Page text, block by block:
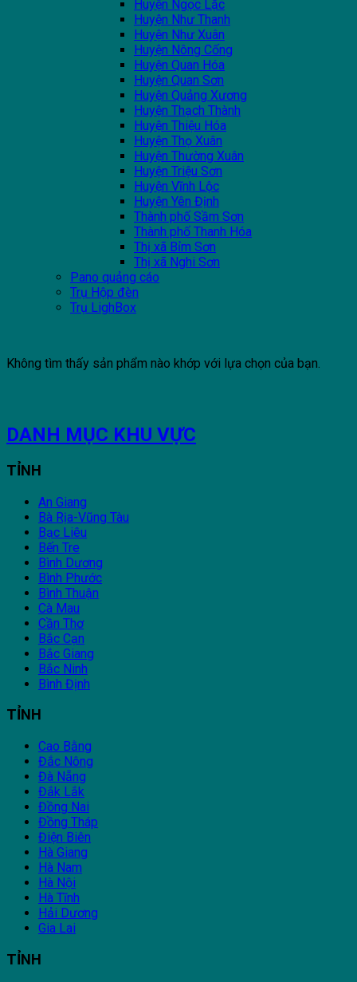
Huyện Ngọc Lặc
Huyện Như Thanh
Huyện Như Xuân
Huyện Nông Cống
Huyện Quan Hóa
Huyện Quan Sơn
Huyện Quảng Xương
Huyện Thạch Thành
Huyện Thiệu Hóa
Huyện Thọ Xuân
Huyện Thường Xuân
Huyện Triệu Sơn
Huyện Vĩnh Lộc
Huyện Yên Định
Thành phố Sầm Sơn
Thành phố Thanh Hóa
Thị xã Bỉm Sơn
Thị xã Nghi Sơn
Pano quảng cáo
Trụ Hộp đèn
Trụ LighBox
Không tìm thấy sản phẩm nào khớp với lựa chọn của bạn.
DANH MỤC KHU VỰC
TỈNH
An Giang
Bà Rịa-Vũng Tàu
Bạc Liêu
Bến Tre
Bình Dương
Bình Phước
Bình Thuận
Cà Mau
Cần Thơ
Bắc Cạn
Bắc Giang
Bắc Ninh
Bình Định
TỈNH
Cao Bằng
Đắc Nông
Đà Nẵng
Đắk Lắk
Đồng Nai
Đồng Tháp
Điện Biên
Hà Giang
Hà Nam
Hà Nội
Hà Tĩnh
Hải Dương
Gia Lai
TỈNH